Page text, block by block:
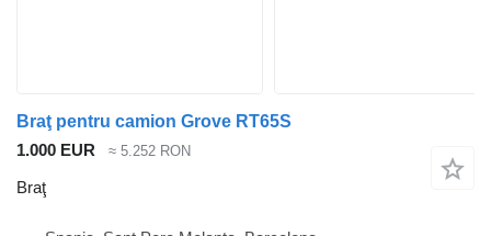
Braţ pentru camion Grove RT65S
1.000 EUR
≈ 5.252 RON
Braţ